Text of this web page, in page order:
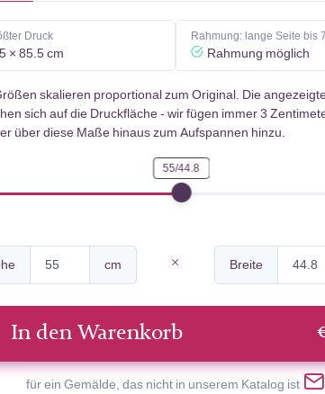
Druck
× 85.5 cm
Rahmung: lange Seite bis
Rahmung möglich
skalieren proportional zum Original. Die
sich auf die Druckfläche - wir fügen immer 3
über diese Maße hinaus zum Aufspannen hinzu.
55/44.8
cm Breite
In den Warenkorb
für ein Gemälde, das nicht in unserem Katalog ist